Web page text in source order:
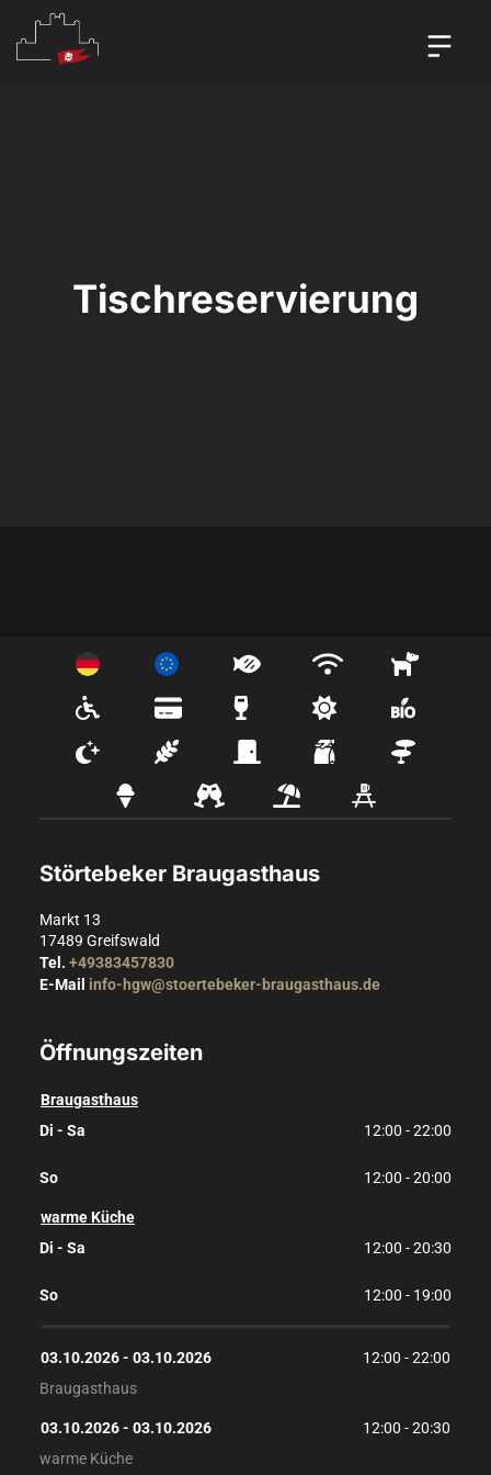
Tischreservierung
Störtebeker Braugasthaus
Markt 13
17489 Greifswald
Tel. +49383457830
E-Mail info-hgw@stoertebeker-braugasthaus.de
Öffnungszeiten
Braugasthaus
Di - Sa
12:00 - 22:00
So 12:00 - 20:00
warme Küche
Di - Sa
12:00 - 20:30
So 12:00 - 19:00
03.10.2026 - 03.10.2026 12:00 - 22:00
Braugasthaus
03.10.2026 - 03.10.2026 12:00 - 20:30
warme Küche